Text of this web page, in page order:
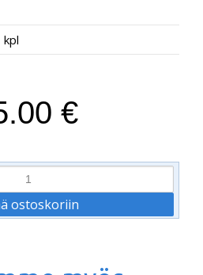
kpl
€